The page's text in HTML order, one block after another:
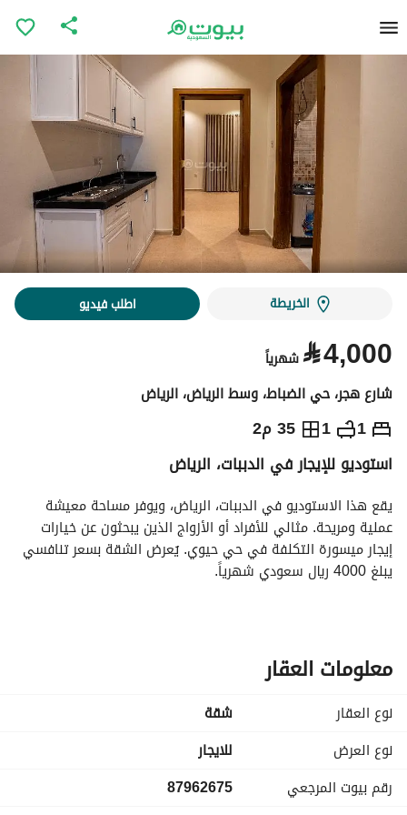
الخريطة اطلب فيديو
⃁4,000 شهرياً
شارع هجر، حي الضباط، وسط الرياض، الرياض
1
1 35 م2 ⃁
4,000شهرياً
الإعلان الاماكن القريبة
استوديو للإيجار في الدببات، الرياض
يبلغ 4000 ريال سعودي شهرياً.
- 0 حمامات، تلبي الاحتياجات الأساسية
- غير مفروش، مما يتيح لك تخصيص المساحة وفقًا لرغبتك
- يقع في حي معروف يسهل الوصول إلى الخدمات المحلية
المرافق:
- إمداد كهربائي موثوق به يضمن الحد الأدنى من الانقطاع
معلومات العقار
نوع العقار
شقة
نوع العرض
للايجار
رقم بيوت المرجعي
87962675